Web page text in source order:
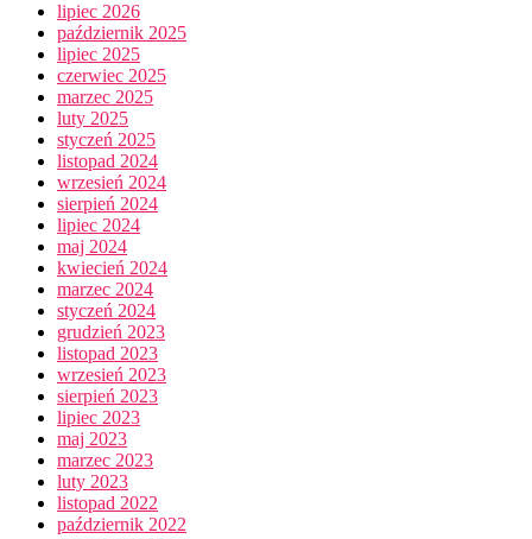
lipiec 2026
październik 2025
lipiec 2025
czerwiec 2025
marzec 2025
luty 2025
styczeń 2025
listopad 2024
wrzesień 2024
sierpień 2024
lipiec 2024
maj 2024
kwiecień 2024
marzec 2024
styczeń 2024
grudzień 2023
listopad 2023
wrzesień 2023
sierpień 2023
lipiec 2023
maj 2023
marzec 2023
luty 2023
listopad 2022
październik 2022